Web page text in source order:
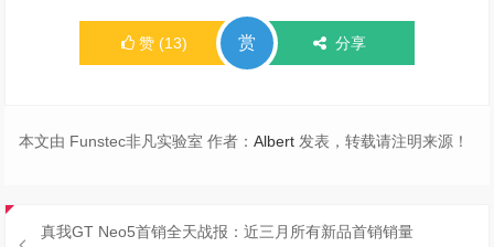
赞 (13) 赏 分享
本文由 Funstec非凡实验室 作者：Albert 发表，转载请注明来源！
真我GT Neo5首销全天战报：近三月所有新品首销销量